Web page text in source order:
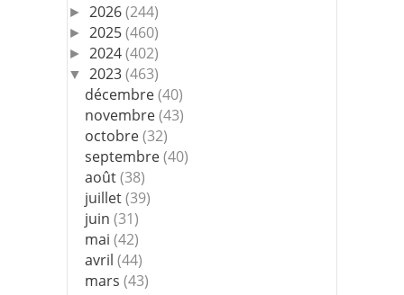
► 2026(244)
► 2025(460)
► 2024(402)
▼ 2023(463)
décembre(40)
novembre(43)
octobre(32)
septembre(40)
août(38)
juillet(39)
juin(31)
mai(42)
avril(44)
mars(43)